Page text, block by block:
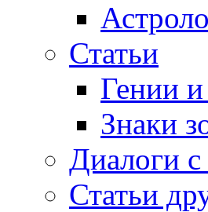
Статьи
Гении
Знаки
Диалоги с
Статьи